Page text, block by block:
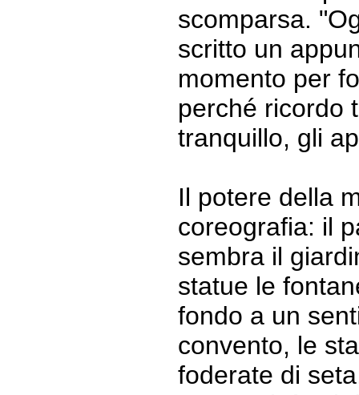
scomparsa.
scritto un
momento per
perché ricordo
tranquillo, gli
Il potere della
coreografia: il
sembra il
statue le
fondo a un
convento, le
foderate di